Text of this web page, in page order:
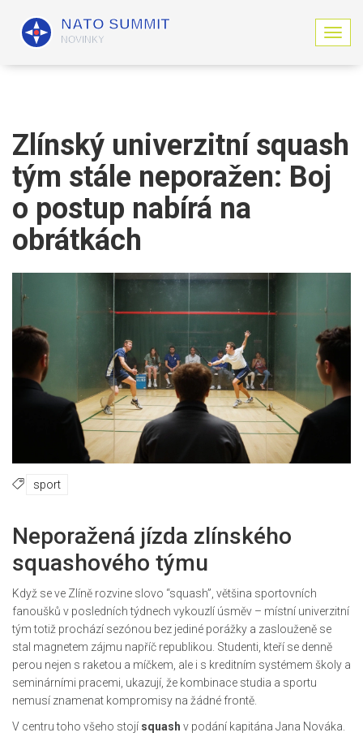
Z
o
Zlínský univerzitní squash
tým stále neporažen: Boj
o postup nabírá na
obrátkách
sport
Neporažená jízda zlínského
squashového týmu
Když se ve Zlíně rozvine slovo “squash”, většina sportovních
fanoušků v posledních týdnech vykouzlí úsměv – místní univerzitní
tým totiž prochází sezónou bez jediné porážky a zaslouženě se
stal magnetem zájmu napříč republikou. Studenti, kteří se denně
perou nejen s raketou a míčkem, ale i s kreditním systémem školy a
seminárními pracemi, ukazují, že kombinace studia a sportu
nemusí znamenat kompromisy na žádné frontě.
V centru toho všeho stojí squash v podání kapitána Jana Nováka.